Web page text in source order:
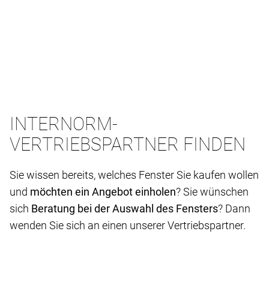
INTERNORM-
VERTRIEBSPARTNER FINDEN
Sie wissen bereits, welches Fenster Sie kaufen wollen
und möchten ein Angebot einholen? Sie wünschen
sich Beratung bei der Auswahl des Fensters? Dann
wenden Sie sich an einen unserer Vertriebspartner.